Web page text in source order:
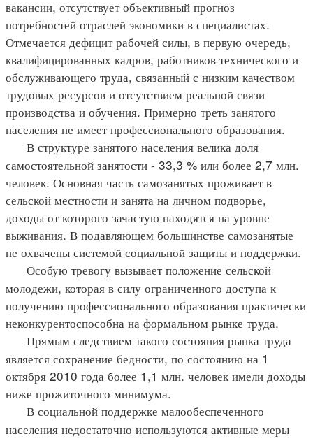
вакансии, отсутствует объективный прогноз
потребностей отраслей экономики в специалистах.
Отмечается дефицит рабочей силы, в первую очередь,
квалифицированных кадров, работников технического и
обслуживающего труда, связанный с низким качеством
трудовых ресурсов и отсутствием реальной связи
производства и обучения. Примерно треть занятого
населения не имеет профессионального образования.
В структуре занятого населения велика доля
самостоятельной занятости - 33,3 % или более 2,7 млн.
человек. Основная часть самозанятых проживает в
сельской местности и занята на личном подворье,
доходы от которого зачастую находятся на уровне
выживания. В подавляющем большинстве самозанятые
не охвачены системой социальной защиты и поддержки.
Особую тревогу вызывает положение сельской
молодежи, которая в силу ограниченного доступа к
получению профессионального образования практически
неконкурентоспособна на формальном рынке труда.
Прямым следствием такого состояния рынка труда
является сохранение бедности, по состоянию на 1
октября 2010 года более 1,1 млн. человек имели доходы
ниже прожиточного минимума.
В социальной поддержке малообеспеченного
населения недостаточно используются активные меры